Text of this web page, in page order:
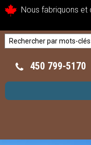
Nous fabriquons et
450 799-5170